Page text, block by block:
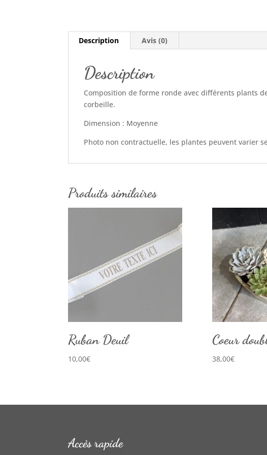
Description Avis (0)
Description
Composition de forme ronde avec différents plants
corbeille.
Dimension : Moyenne
Photo non contractuelle, les plantes peuvent varier
Produits similaires
Ruban Deuil
10,00€
Coeur
38,00€
Accès rapide